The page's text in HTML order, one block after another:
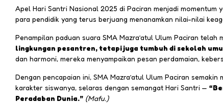
Apel Hari Santri Nasional 2025 di Paciran menjadi
para pendidik yang terus berjuang menanamkan nilai-nilai
Penampilan paduan suara SMA Mazra’atul Ulum Paciran telah
lingkungan pesantren, tetapi juga tumbuh di sekolah
dan harmoni, mereka menyampaikan pesan perdamaian,
Dengan pencapaian ini, SMA Mazra’atul Ulum Paciran
karakter siswanya, selaras dengan semangat Hari Santri —
Peradaban Dunia.” (Mafu.)